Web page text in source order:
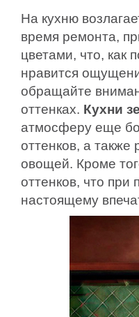
На кухню
время ремонта,
цветами, что, как
нравится
обращайте
оттенках. Кухни
атмосферу еще
оттенков, а
овощей. Кроме
оттенков, что при
настоящему